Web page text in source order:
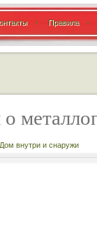
Правила
Дом внутри и снаружи